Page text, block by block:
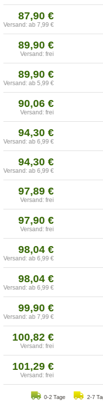
87,90 €
Versand: ab 7,99 €
89,90 €
Versand: frei
89,90 €
Versand: ab 5,99 €
90,06 €
Versand: frei
94,30 €
Versand: ab 6,99 €
94,30 €
Versand: ab 6,99 €
97,89 €
Versand: frei
97,90 €
Versand: frei
98,04 €
Versand: ab 6,99 €
98,04 €
Versand: ab 6,99 €
99,90 €
Versand: ab 7,99 €
100,82 €
Versand: frei
101,29 €
Versand: frei
0-2 Tage 2-7